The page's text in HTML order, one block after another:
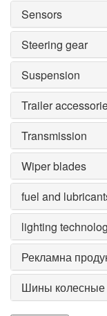
Sensors
Steering gear
Suspension
Trailer
Transmission
Wiper blades
fuel and
lighting
Рекламна
Шины колесные